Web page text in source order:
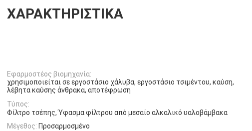
ΧΑΡΑΚΤΗΡΙΣΤΙΚΆ
Εφαρμοστέος βιομηχανία:
χρησιμοποιείται σε εργοστάσιο χάλυβα, εργοστάσιο τσιμέντου, καύση,
λέβητα καύσης άνθρακα, αποτέφρωση
Τύπος:
Φίλτρο τσέπης, Ύφασμα φίλτρου από μεσαίο αλκαλικό υαλοβάμβακα
Μέγεθος: Προσαρμοσμένο